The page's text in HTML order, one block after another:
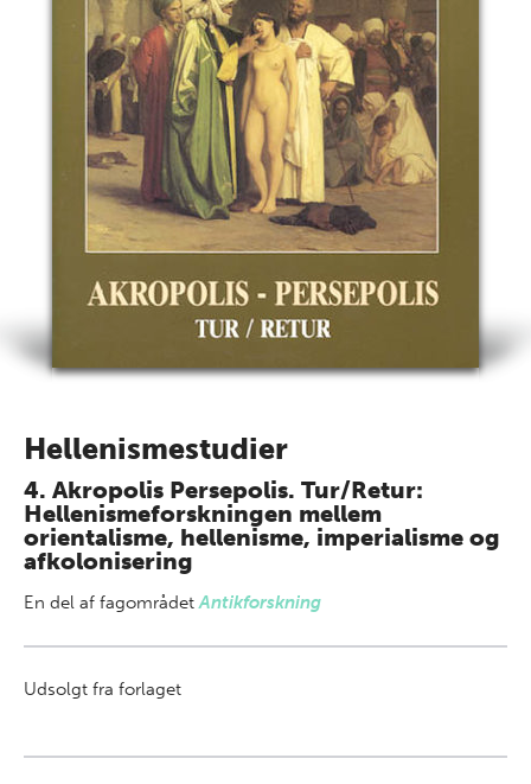
Hellenismestudier
4. Akropolis Persepolis. Tur/Retur:
Hellenismeforskningen mellem
orientalisme, hellenisme, imperialisme og
afkolonisering
En del af fagområdetAntikforskning
Udsolgt fra forlaget